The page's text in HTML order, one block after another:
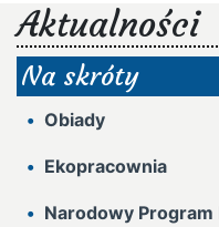
Aktualności
Na skróty
Obiady
Ekopracownia
Narodowy